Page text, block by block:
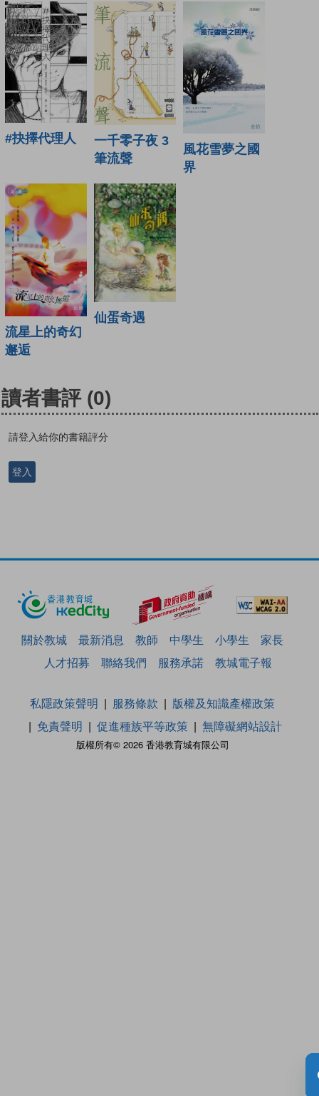
#抉擇代理人
一千零子夜 3
筆流聲
風花雪夢之國
界
流星上的奇幻
邂逅
仙蛋奇遇
讀者書評 (0)
請登入給你的書籍評分
登入
關於教城 最新消息 教師 中學生 小學生
家長
人才招募
聯絡我們 服務承諾 教城電子報
版權所有© 2026 香港教育城有限公司
私隱政策聲明 服務條款
版權及知識產權政策
免責聲明
促進種族平等政策 無障礙網站設計